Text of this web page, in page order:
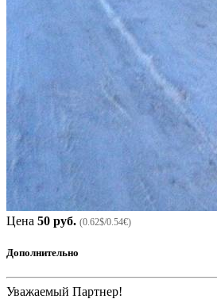
Цена 50 руб. (0.62$/0.54€)
Дополнительно
Уважаемый Партнер!